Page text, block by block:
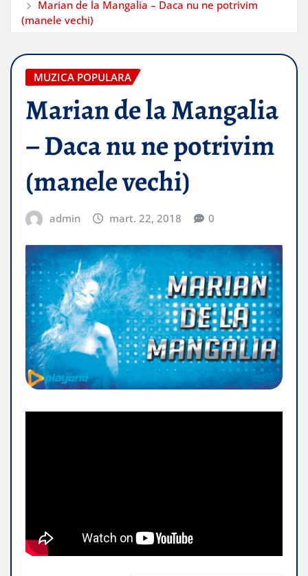
Marian de la Mangalia – Daca nu ne potrivim
(manele vechi)
MUZICA POPULARA
Marian de la Mangalia
– Daca nu ne potrivim
(manele vechi)
admin mart. 22, 2018 0